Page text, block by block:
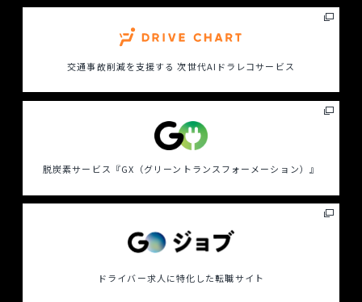
交通事故削減を支援する 次世代AIドラレコサービス
脱炭素サービス 『GX（グリーントランスフォーメーション）』
ドライバー求人に特化した転職サイト